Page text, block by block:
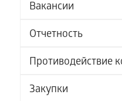
Вакансии
Отчетность
Противодействие
Закупки